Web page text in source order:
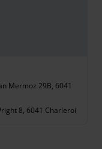
Mermoz 29B, 6041
8, 6041 Charleroi